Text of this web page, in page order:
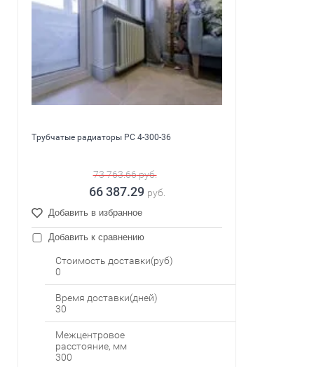
Трубчатые радиаторы РС 4-300-36
73 763.66руб.
66 387.29 руб.
Добавить в избранное
Добавить к сравнению
Стоимость доставки(руб)
0
Время доставки(дней)
30
Межцентровое
расстояние, мм
300